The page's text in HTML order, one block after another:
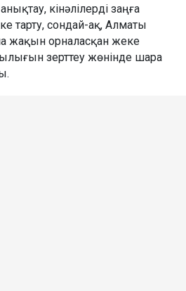
кінәлілерді заңға
тарту, сондай-ақ, Алматы
жақын орналасқан жеке
зерттеу жөнінде шара